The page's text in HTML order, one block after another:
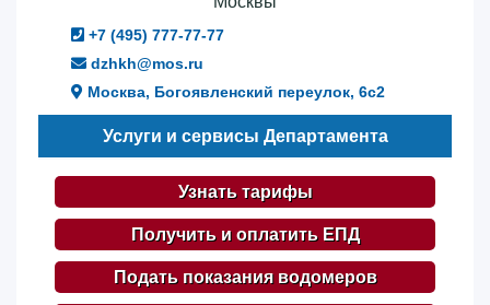
+7 (495) 777-77-77
dzhkh@mos.ru
Москва, Богоявленский переулок, 6с2
Услуги и сервисы Департамента
Узнать тарифы
Получить и оплатить ЕПД
Подать показания водомеров